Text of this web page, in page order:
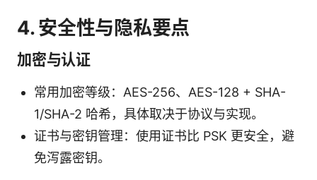
4. 安全性与隐私要点
加密与认证
常用加密等级：AES-256、AES-128 + SHA-
1/SHA-2 哈希，具体取决于协议与实现。
证书与密钥管理：使用证书比 PSK 更安全，避
免泻露密钥。